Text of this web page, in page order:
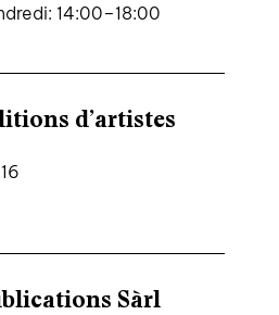
14:00–18:00
d’artistes
Sàrl